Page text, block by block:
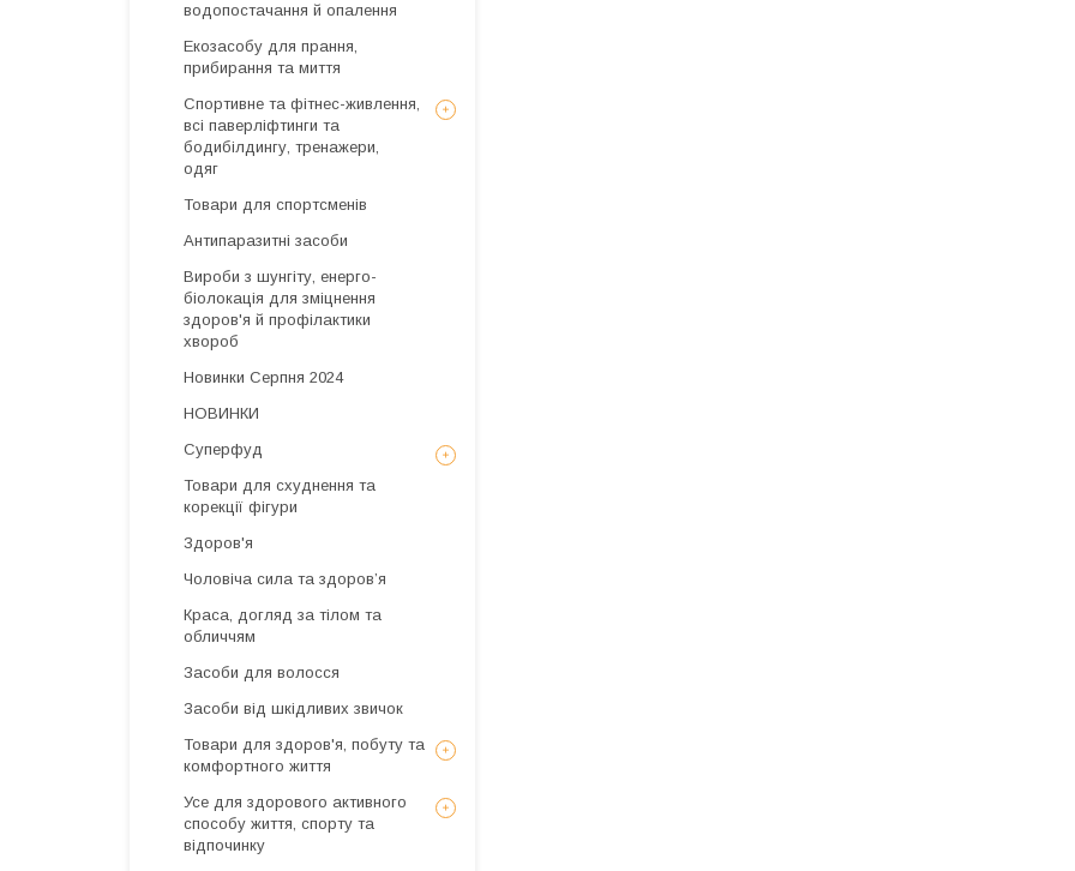
водопостачання й опалення
Екозасобу для прання,
прибирання та миття
Спортивне та фітнес-живлення,
всі паверліфтинги та
бодибілдингу, тренажери,
одяг
Товари для спортсменів
Антипаразитні засоби
Вироби з шунгіту, енерго-
біолокація для зміцнення
здоров'я й профілактики
хвороб
Новинки Серпня 2024
НОВИНКИ
Суперфуд
Товари для схуднення та
корекції фігури
Здоров'я
Чоловіча сила та здоров’я
Краса, догляд за тілом та
обличчям
Засоби для волосся
Засоби від шкідливих звичок
Товари для здоров'я, побуту та
комфортного життя
Усе для здорового активного
способу життя, спорту та
відпочинку